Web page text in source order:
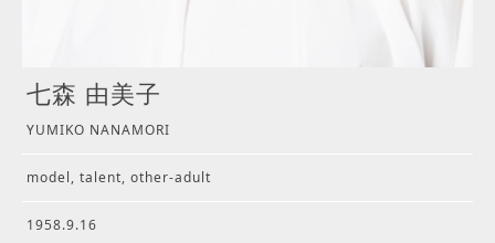
七森 由美子
YUMIKO NANAMORI
model, talent, other-adult
1958.9.16